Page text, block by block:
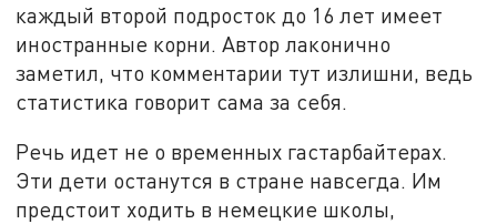
каждый второй подросток до 16 лет имеет
иностранные корни. Автор лаконично
заметил, что комментарии тут излишни, ведь
статистика говорит сама за себя.
Речь идет не о временных гастарбайтерах.
Эти дети останутся в стране навсегда. Им
предстоит ходить в немецкие школы,